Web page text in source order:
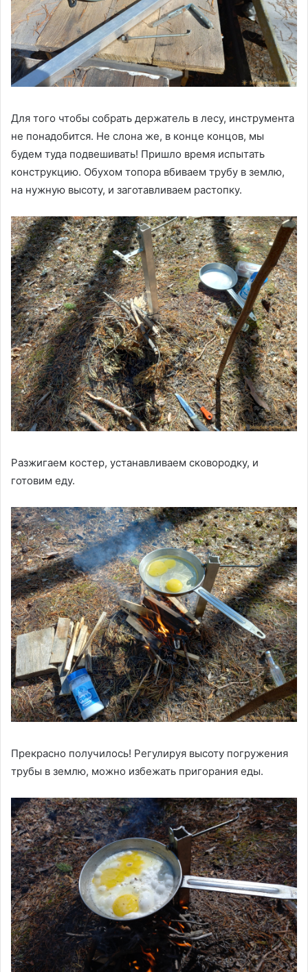
Для того чтобы собрать держатель в лесу, инструмента
не понадобится. Не слона же, в конце концов, мы
будем туда подвешивать! Пришло время испытать
конструкцию. Обухом топора вбиваем трубу в землю,
на нужную высоту, и заготавливаем растопку.
Разжигаем костер, устанавливаем сковородку, и
готовим еду.
Прекрасно получилось! Регулируя высоту погружения
трубы в землю, можно избежать пригорания еды.